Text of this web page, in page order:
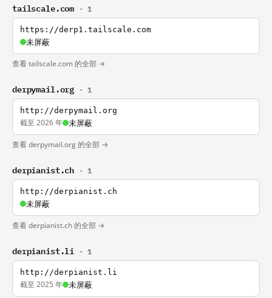
tailscale.com · 1
https://derp1.tailscale.com
未屏蔽
查看 tailscale.com 的全部 →
derpymail.org · 1
http://derpymail.org
截至 2026 年 未屏蔽
查看 derpymail.org 的全部 →
derpianist.ch · 1
http://derpianist.ch
未屏蔽
查看 derpianist.ch 的全部 →
derpianist.li · 1
http://derpianist.li
截至 2025 年 未屏蔽